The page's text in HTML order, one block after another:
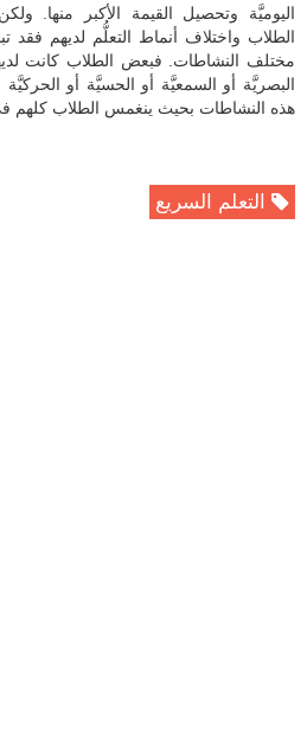
اليوميَّة وتحصيل القيمة الأكبر منها.
الطلاب واختلاف أنماط التعلُّم لديهم فقد
مختلف النشاطات. فبعض الطلاب كانت
البصريَّة أو السمعيَّة أو الحسيَّة أو
هذه النشاطات بحيث ينغمس الطلاب كلهم في
التعلم السريع